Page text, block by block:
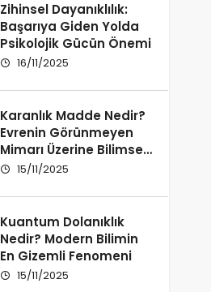
Zihinsel Dayanıklılık:
Başarıya Giden Yolda
Psikolojik Gücün Önemi
16/11/2025
Karanlık Madde Nedir?
Evrenin Görünmeyen
Mimarı Üzerine Bilimsel
Bir İnceleme
15/11/2025
Kuantum Dolanıklık
Nedir? Modern Bilimin
En Gizemli Fenomeni
15/11/2025